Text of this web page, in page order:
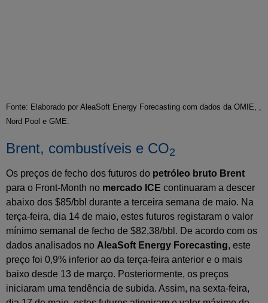
Fonte: Elaborado por AleaSoft Energy Forecasting com dados da OMIE, ,
Nord Pool e GME.
Brent, combustíveis e CO2
Os preços de fecho dos futuros do petróleo bruto Brent
para o Front-Month no mercado ICE continuaram a descer
abaixo dos $85/bbl durante a terceira semana de maio. Na
terça-feira, dia 14 de maio, estes futuros registaram o valor
mínimo semanal de fecho de $82,38/bbl. De acordo com os
dados analisados no AleaSoft Energy Forecasting, este
preço foi 0,9% inferior ao da terça-feira anterior e o mais
baixo desde 13 de março. Posteriormente, os preços
iniciaram uma tendência de subida. Assim, na sexta-feira,